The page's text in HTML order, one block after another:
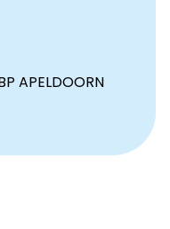
APELDOORN